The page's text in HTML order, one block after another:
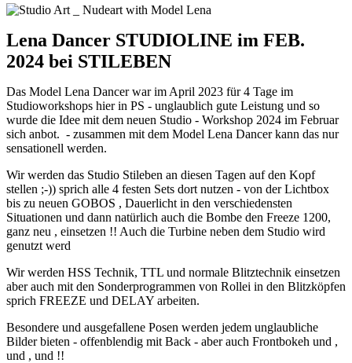
Lena Dancer STUDIOLINE im FEB.
2024 bei STILEBEN
Das Model Lena Dancer war im April 2023 für 4 Tage im
Studioworkshops hier in PS - unglaublich gute Leistung und so
wurde die Idee mit dem neuen Studio - Workshop 2024 im Februar
sich anbot. - zusammen mit dem Model Lena Dancer kann das nur
sensationell werden.
Wir werden das Studio Stileben an diesen Tagen auf den Kopf
stellen ;-)) sprich alle 4 festen Sets dort nutzen - von der Lichtbox
bis zu neuen GOBOS , Dauerlicht in den verschiedensten
Situationen und dann natürlich auch die Bombe den Freeze 1200,
ganz neu , einsetzen !! Auch die Turbine neben dem Studio wird
genutzt werd
Wir werden HSS Technik, TTL und normale Blitztechnik einsetzen
aber auch mit den Sonderprogrammen von Rollei in den Blitzköpfen
sprich FREEZE und DELAY arbeiten.
Besondere und ausgefallene Posen werden jedem unglaubliche
Bilder bieten - offenblendig mit Back - aber auch Frontbokeh und ,
und , und !!